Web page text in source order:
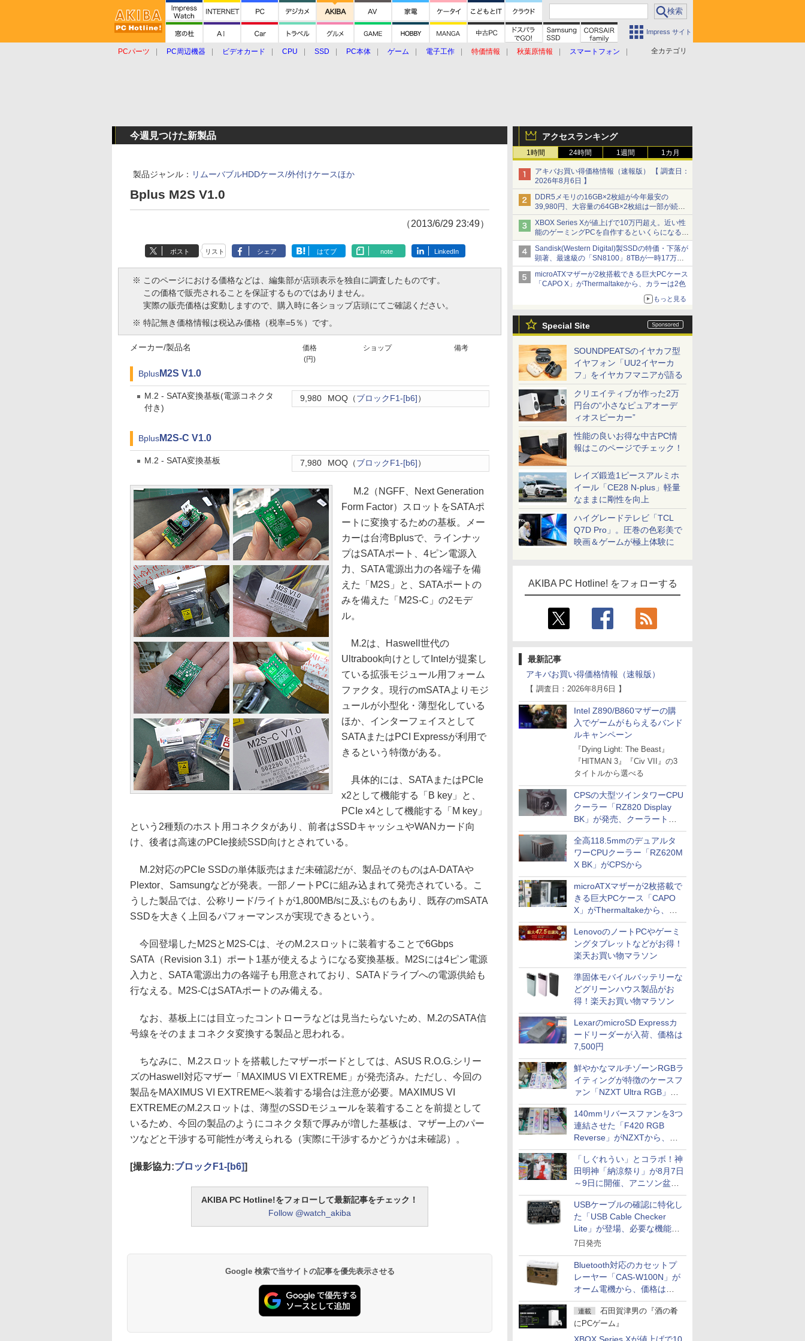
Impress サイト
全カテゴリ
PCパーツ PC周辺機器 ビデオカード CPU SSD PC本体 ゲーム 電子工作 特価情報 秋葉原情報
スマートフォン
アクセスランキング
1時間 24時間 1週間 1カ月
アキバお買い得価格情報（速報版） 【 調査日：
2026年8月6日 】
DDR5メモリの16GB×2枚組が今年最安の
39,980円、大容量の64GB×2枚組は一部が続騰
[8月前半のメモリ価格]
XBOX Series Xが値上げで10万円超え。近い性
能のゲーミングPCを自作するといくらになる？
【石田賀津男の『酒の肴にPCゲーム』】
Sandisk(Western Digital)製SSDの特価・下落が
顕著、最速級の「SN8100」8TBが一時17万円
割れ [8月前半のSSD価格]
microATXマザーが2枚搭載できる巨大PCケース
「CAPO X」がThermaltakeから、カラーは2色
もっと見る
Special Site
SOUNDPEATSのイヤカフ型
イヤフォン「UU2イヤーカ
フ」をイヤカフマニアが語る
クリエイティブが作った2万
円台の“小さなピュアオーデ
ィオスピーカー”
性能の良いお得な中古PC情
報はこのページでチェック！
レイズ鍛造1ピースアルミホ
イール「CE28 N-plus」軽量
なままに剛性を向上
ハイグレードテレビ「TCL
Q7D Pro」。圧巻の色彩美で
映画＆ゲームが極上体験に
AKIBA PC Hotline! をフォローする
最新記事
アキバお買い得価格情報（速報版）
【 調査日：2026年8月6日 】
Intel Z890/B860マザーの購
入でゲームがもらえるバンド
ルキャンペーン
『Dying Light: The Beast』
『HITMAN 3』『Civ VII』の3
タイトルから選べる
CPSの大型ツインタワーCPU
クーラー「RZ820 Display
BK」が発売、クーラートッ
プに5インチ液晶搭載
全高118.5mmのデュアルタ
ワーCPUクーラー「RZ620M
X BK」がCPSから
microATXマザーが2枚搭載で
きる巨大PCケース「CAPO
X」がThermaltakeから、カ
ラーは2色
LenovoのノートPCやゲーミ
ングタブレットなどがお得！
楽天お買い物マラソン
準固体モバイルバッテリーな
どグリーンハウス製品がお
得！楽天お買い物マラソン
LexarのmicroSD Expressカ
ードリーダーが入荷、価格は
7,500円
鮮やかなマルチゾーンRGBラ
イティングが特徴のケースフ
ァン「NZXT Ultra RGB」が
発売、計8製品
140mmリバースファンを3つ
連結させた「F420 RGB
Reverse」がNZXTから、単
一フレーム採用
「しぐれうい」とコラボ！神
田明神「納涼祭り」が8月7日
～9日に開催、アニソン盆踊
りや屋台グルメなどもあり
USBケーブルの確認に特化し
た「USB Cable Checker
Lite」が登場、必要な機能を
凝縮しコンパクトに
7日発売
Bluetooth対応のカセットプ
レーヤー「CAS-W100N」が
オーム電機から、価格は
5,940円
連載
石田賀津男の『酒の肴
にPCゲーム』
今週見つけた新製品
製品ジャンル： リムーバブルHDDケース/外付けケースほか
Bplus M2S V1.0
（2013/6/29 23:49）
ポスト リスト シェア はてブ note LinkedIn
※ このページにおける価格などは、編集部が店頭表示を独自に調査したものです。
この価格で販売されることを保証するものではありません。
実際の販売価格は変動しますので、購入時に各ショップ店頭にてご確認ください。
※ 特記無き価格情報は税込み価格（税率=5％）です。
価格
(円)
ショップ 備考
メーカー/製品名
Bplus M2S V1.0
M.2 - SATA変換基板(電源コネクタ
付き)
9,980 MOQ（ ブロックF1-[b6] ）
Bplus M2S-C V1.0
M.2 - SATA変換基板 7,980 MOQ（ ブロックF1-[b6] ）
M.2（NGFF、Next Generation
Form Factor）スロットをSATAポ
ートに変換するための基板。メー
カーは台湾Bplusで、ラインナッ
プはSATAポート、4ピン電源入
力、SATA電源出力の各端子を備
えた「M2S」と、SATAポートの
みを備えた「M2S-C」の2モデ
ル。
M.2は、Haswell世代の
Ultrabook向けとしてIntelが提案し
ている拡張モジュール用フォーム
ファクタ。現行のmSATAよりモジ
ュールが小型化・薄型化している
ほか、インターフェイスとして
SATAまたはPCI Expressが利用で
きるという特徴がある。
具体的には、SATAまたはPCIe
x2として機能する「B key」と、
PCIe x4として機能する「M key」
という2種類のホスト用コネクタがあり、前者はSSDキャッシュやWANカード向
け、後者は高速のPCIe接続SSD向けとされている。
M.2対応のPCIe SSDの単体販売はまだ未確認だが、製品そのものはA-DATAや
Plextor、Samsungなどが発表。一部ノートPCに組み込まれて発売されている。こ
うした製品では、公称リード/ライトが1,800MB/sに及ぶものもあり、既存のmSATA
SSDを大きく上回るパフォーマンスが実現できるという。
今回登場したM2SとM2S-Cは、そのM.2スロットに装着することで6Gbps
SATA（Revision 3.1）ポート1基が使えるようになる変換基板。M2Sには4ピン電源
入力と、SATA電源出力の各端子も用意されており、SATAドライブへの電源供給も
行なえる。M2S-CはSATAポートのみ備える。
なお、基板上には目立ったコントローラなどは見当たらないため、M.2のSATA信
号線をそのままコネクタ変換する製品と思われる。
ちなみに、M.2スロットを搭載したマザーボードとしては、ASUS R.O.G.シリー
ズのHaswell対応マザー「MAXIMUS VI EXTREME」が発売済み。ただし、今回の
製品をMAXIMUS VI EXTREMEへ装着する場合は注意が必要。MAXIMUS VI
EXTREMEのM.2スロットは、薄型のSSDモジュールを装着することを前提として
いるため、今回の製品のようにコネクタ類で厚みが増した基板は、マザー上のパー
ツなどと干渉する可能性が考えられる（実際に干渉するかどうかは未確認）。
[撮影協力:ブロックF1-[b6]]
AKIBA PC Hotline!をフォローして最新記事をチェック！
Follow @watch_akiba
Google 検索で当サイトの記事を優先表示させる